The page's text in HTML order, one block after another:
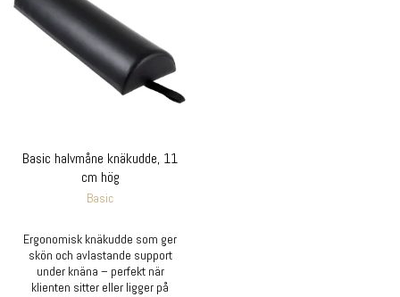
Basic halvmåne knäkudde, 11
cm hög
Basic
Ergonomisk knäkudde som ger
skön och avlastande support
under knäna – perfekt när
klienten sitter eller ligger på